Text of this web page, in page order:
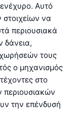
Αυτό
στοιχείων να
περιουσιακά
δάνεια,
τους
ο μηχανισμός
στο
την επένδυσή